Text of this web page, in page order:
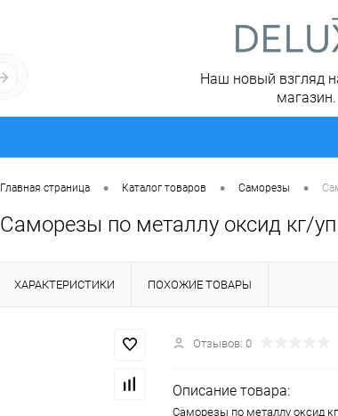
Наш новый взгляд
магазин.
Главная страница • Каталог товаров • Саморезы •
Саморезы по металлу оксид кг/уп
ХАРАКТЕРИСТИКИ ПОХОЖИЕ ТОВАРЫ
Отзывов: 0
Описание товара:
Саморезы по металлу оксид